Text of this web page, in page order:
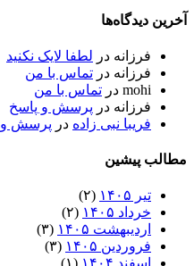
دیدگاه‌ها
فرزانهدر لطفا لایک نکنید
فرزانهدر تماس با من
mohi
درتماس با من
فرزانهدر پرسش و پاسخ
فریبا نبی زاده درپرسش و پاسخ
پیشین
تیر ۱۴۰۵
(۲)
خرداد ۱۴۰۵
(۲)
اردیبهشت ۱۴۰۵
(۳)
فروردین ۱۴۰۵
(۳)